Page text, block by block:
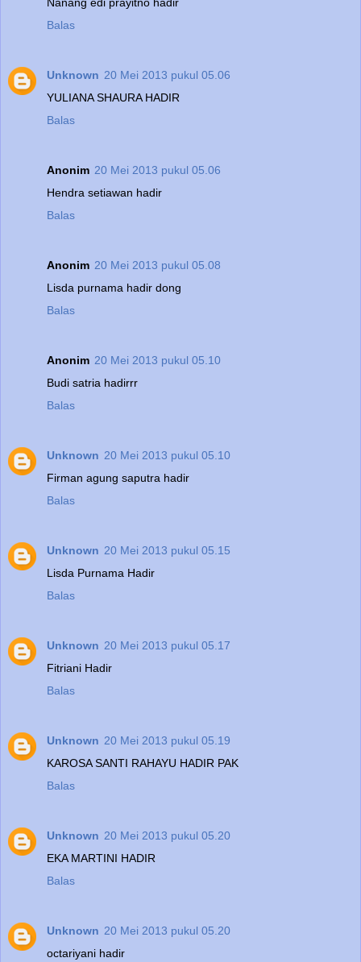
Nanang edi prayitno hadir
Balas
Unknown 20 Mei 2013 pukul 05.06
YULIANA SHAURA HADIR
Balas
Anonim 20 Mei 2013 pukul 05.06
Hendra setiawan hadir
Balas
Anonim 20 Mei 2013 pukul 05.08
Lisda purnama hadir dong
Balas
Anonim 20 Mei 2013 pukul 05.10
Budi satria hadirrr
Balas
Unknown 20 Mei 2013 pukul 05.10
Firman agung saputra hadir
Balas
Unknown 20 Mei 2013 pukul 05.15
Lisda Purnama Hadir
Balas
Unknown 20 Mei 2013 pukul 05.17
Fitriani Hadir
Balas
Unknown 20 Mei 2013 pukul 05.19
KAROSA SANTI RAHAYU HADIR PAK
Balas
Unknown 20 Mei 2013 pukul 05.20
EKA MARTINI HADIR
Balas
Unknown 20 Mei 2013 pukul 05.20
octariyani hadir